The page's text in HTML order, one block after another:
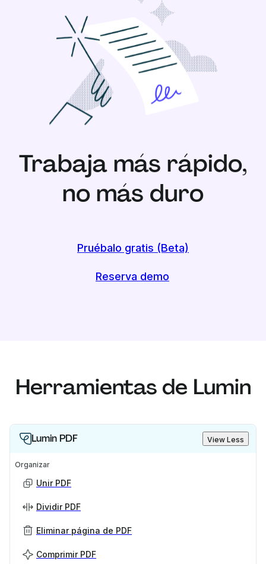
Trabaja más rápido,
no más duro
Pruébalo gratis (Beta)
Reserva demo
Herramientas de Lumin
Lumin PDF View Less
Organizar
Unir PDF
Dividir PDF
Eliminar página de PDF
Comprimir PDF